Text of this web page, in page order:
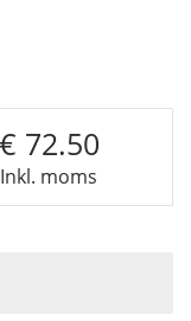
Inkl. moms
72.50